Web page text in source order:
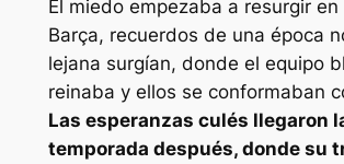
El miedo empezaba a resurgir en
Barça, recuerdos de una época
lejana surgían, donde el equipo
reinaba y ellos se conformaban
Las esperanzas culés llegaron
temporada después, donde su